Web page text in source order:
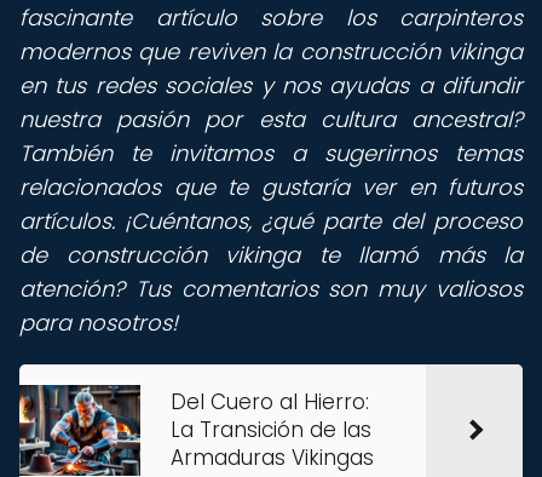
fascinante artículo sobre los carpinteros
modernos que reviven la construcción vikinga
en tus redes sociales y nos ayudas a difundir
nuestra pasión por esta cultura ancestral?
También te invitamos a sugerirnos temas
relacionados que te gustaría ver en futuros
artículos. ¡Cuéntanos, ¿qué parte del proceso
de construcción vikinga te llamó más la
atención? Tus comentarios son muy valiosos
para nosotros!
Del Cuero al Hierro:
La Transición de las
Armaduras Vikingas